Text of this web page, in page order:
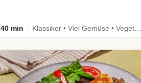
40 min Klassiker • Viel Gemüse • Vegetarisch